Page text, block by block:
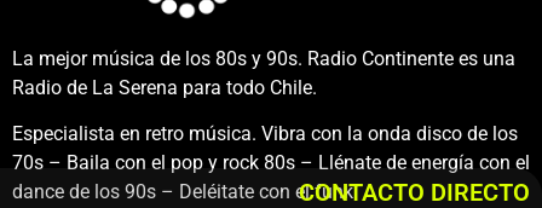
La mejor música de los 80s y 90s. Radio Continente es una
Radio de La Serena para todo Chile.
Especialista en retro música. Vibra con la onda disco de los
70s – Baila con el pop y rock 80s – Llénate de energía con el
dance de los 90s – Deléitate con el funk.CONTACTO DIRECTO